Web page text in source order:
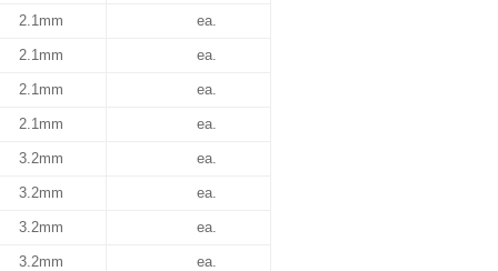
2.1mm ea.
2.1mm ea.
2.1mm ea.
2.1mm ea.
3.2mm ea.
3.2mm ea.
3.2mm ea.
3.2mm ea.